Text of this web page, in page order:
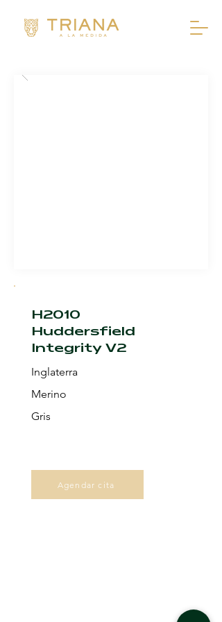
H2010
Huddersfield
Integrity V2
Inglaterra
Merino
Gris
Agendar cita